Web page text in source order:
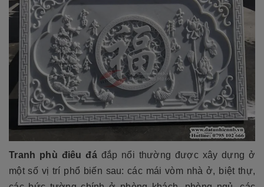
Tranh phù điêu đáđắp nổi thường được xây dựng ở
một số vị trí phổ biến sau: các mái vòm nhà ở, biệt thự,